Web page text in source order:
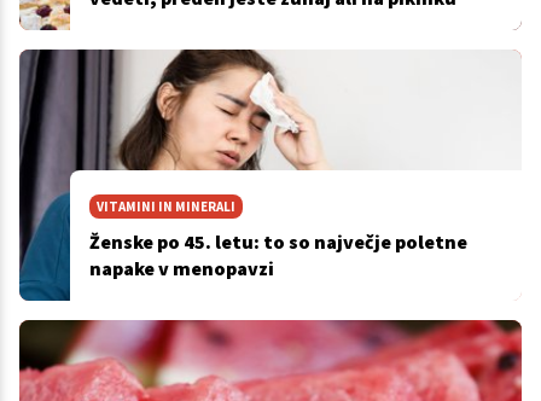
VITAMINI IN MINERALI
Ženske po 45. letu: to so največje poletne
napake v menopavzi